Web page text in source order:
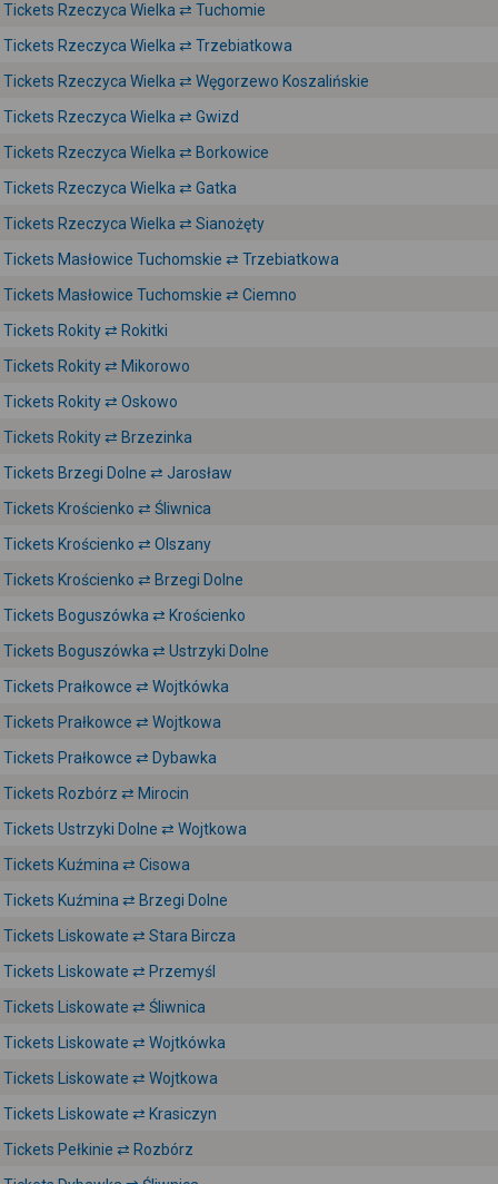
Tickets Rzeczyca Wielka ⇄ Tuchomie
Tickets Rzeczyca Wielka ⇄ Trzebiatkowa
Tickets Rzeczyca Wielka ⇄ Węgorzewo Koszalińskie
Tickets Rzeczyca Wielka ⇄ Gwizd
Tickets Rzeczyca Wielka ⇄ Borkowice
Tickets Rzeczyca Wielka ⇄ Gatka
Tickets Rzeczyca Wielka ⇄ Sianożęty
Tickets Masłowice Tuchomskie ⇄ Trzebiatkowa
Tickets Masłowice Tuchomskie ⇄ Ciemno
Tickets Rokity ⇄ Rokitki
Tickets Rokity ⇄ Mikorowo
Tickets Rokity ⇄ Oskowo
Tickets Rokity ⇄ Brzezinka
Tickets Brzegi Dolne ⇄ Jarosław
Tickets Krościenko ⇄ Śliwnica
Tickets Krościenko ⇄ Olszany
Tickets Krościenko ⇄ Brzegi Dolne
Tickets Boguszówka ⇄ Krościenko
Tickets Boguszówka ⇄ Ustrzyki Dolne
Tickets Prałkowce ⇄ Wojtkówka
Tickets Prałkowce ⇄ Wojtkowa
Tickets Prałkowce ⇄ Dybawka
Tickets Rozbórz ⇄ Mirocin
Tickets Ustrzyki Dolne ⇄ Wojtkowa
Tickets Kuźmina ⇄ Cisowa
Tickets Kuźmina ⇄ Brzegi Dolne
Tickets Liskowate ⇄ Stara Bircza
Tickets Liskowate ⇄ Przemyśl
Tickets Liskowate ⇄ Śliwnica
Tickets Liskowate ⇄ Wojtkówka
Tickets Liskowate ⇄ Wojtkowa
Tickets Liskowate ⇄ Krasiczyn
Tickets Pełkinie ⇄ Rozbórz